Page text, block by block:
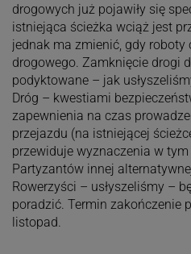
drogowych już pojawiły się
istniejąca ścieżka wciąż jest
jednak ma zmienić, gdy roboty
drogowego. Zamknięcie drogi
podyktowane – jak
Dróg – kwestiami
zapewnienia na czas
przejazdu (na istniejącej
przewiduje wyznaczenia w
Partyzantów innej
Rowerzyści – usłyszeliśmy –
poradzić. Termin zakończenie
listopad.